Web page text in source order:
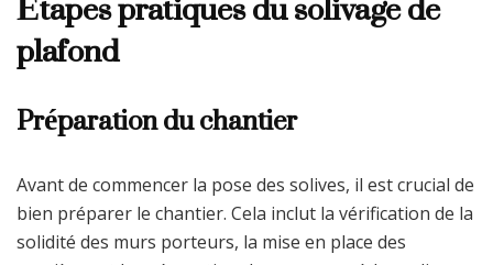
plafond
Préparation du chantier
Avant de commencer la pose des solives, il est crucial de
bien préparer le chantier. Cela inclut la vérification de la
solidité des murs porteurs, la mise en place des